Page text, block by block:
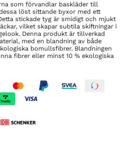
som förvandlar baskläder till
löst sittande byxor med ett
stickade tyg är smidigt och mjukt
vilket skapar subtila skiftningar i
Denna produkt är tillverkad
med en blandning av både
bomullsfibrer. Blandningen
fibrer eller minst 10 % ekologiska